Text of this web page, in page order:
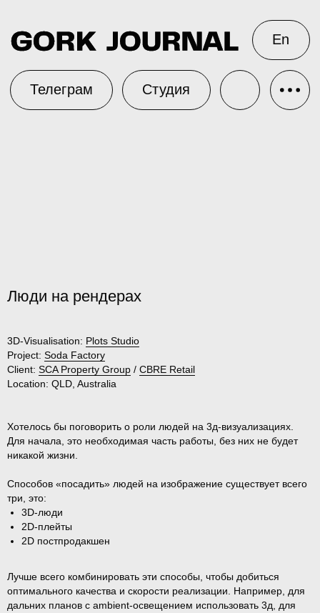
Люди на рендерах
3D-Visualisation: Plots Studio
Project: Soda Factory
Client: SCA Property Group / CBRE Retail
Location: QLD, Australia
Хотелось бы поговорить о роли людей на 3д-визуализациях.
Для начала, это необходимая часть работы, без них не будет
никакой жизни.
Способов «посадить» людей на изображение существует всего
три, это:
3D-люди
2D-плейты
2D постпродакшен
Лучше всего комбинировать эти способы, чтобы добиться
оптимального качества и скорости реализации. Например, для
дальних планов с ambient-освещением использовать 3д, для